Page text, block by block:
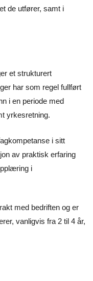
de utfører, samt i
et strukturert
har som regel fullført
i en periode med
yrkesretning.
i sitt
av praktisk erfaring
i
med bedriften og er
vanligvis fra 2 til 4 år,